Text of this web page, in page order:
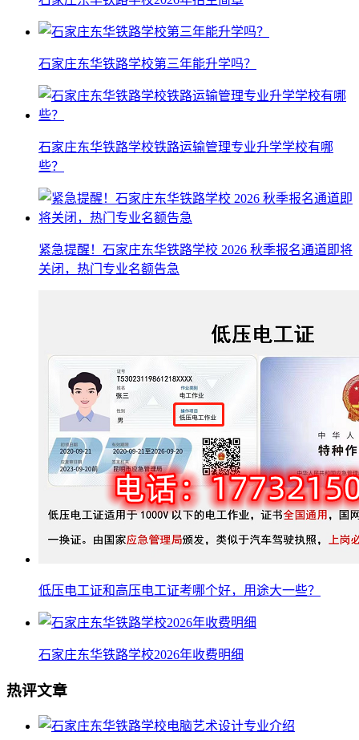
石家庄东华铁路学校第三年能升学吗？
石家庄东华铁路学校铁路运输管理专业升学学校有哪
些？
紧急提醒！石家庄东华铁路学校 2026 秋季报名通道即将
关闭，热门专业名额告急
低压电工证和高压电工证考哪个好，用途大一些？
石家庄东华铁路学校2026年收费明细
热评文章